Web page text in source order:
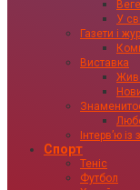
У
Газети і
Виставка
Інтервʼю із
Спорт
Теніс
Футбол